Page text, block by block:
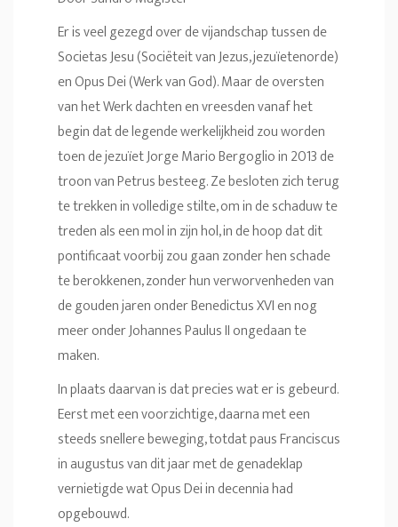
Er is veel gezegd over de vijandschap tussen de
Societas Jesu (Sociëteit van Jezus, jezuïetenorde)
en Opus Dei (Werk van God). Maar de oversten
van het Werk dachten en vreesden vanaf het
begin dat de legende werkelijkheid zou worden
toen de jezuïet Jorge Mario Bergoglio in 2013 de
troon van Petrus besteeg. Ze besloten zich terug
te trekken in volledige stilte, om in de schaduw te
treden als een mol in zijn hol, in de hoop dat dit
pontificaat voorbij zou gaan zonder hen schade
te berokkenen, zonder hun verworvenheden van
de gouden jaren onder Benedictus XVI en nog
meer onder Johannes Paulus II ongedaan te
maken.
In plaats daarvan is dat precies wat er is gebeurd.
Eerst met een voorzichtige, daarna met een
steeds snellere beweging, totdat paus Franciscus
in augustus van dit jaar met de genadeklap
vernietigde wat Opus Dei in decennia had
opgebouwd.